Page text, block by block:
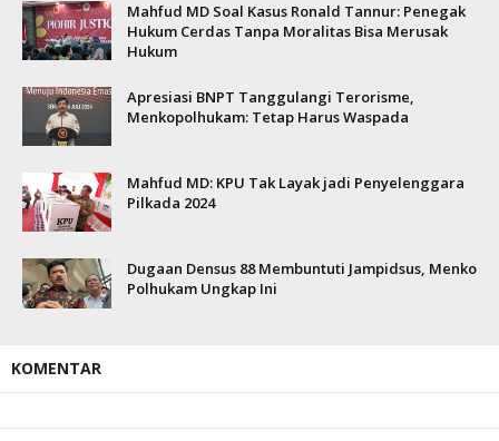
Mahfud MD Soal Kasus Ronald Tannur: Penegak
Hukum Cerdas Tanpa Moralitas Bisa Merusak
Hukum
Apresiasi BNPT Tanggulangi Terorisme,
Menkopolhukam: Tetap Harus Waspada
Mahfud MD: KPU Tak Layak jadi Penyelenggara
Pilkada 2024
Dugaan Densus 88 Membuntuti Jampidsus, Menko
Polhukam Ungkap Ini
KOMENTAR